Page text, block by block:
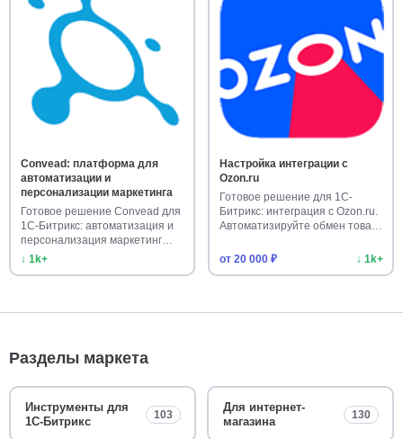
Convead: платформа для
автоматизации и
персонализации маркетинга
Готовое решение Convead для
1С-Битрикс: автоматизация и
персонализация маркетинг…
↓ 1k+
Настройка интеграции с
Ozon.ru
Готовое решение для 1С-
Битрикс: интеграция с Ozon.ru.
Автоматизируйте обмен това…
от 20 000 ₽ ↓ 1k+
Разделы маркета
Инструменты для
1С-Битрикс
103
Для интернет-
магазина
130